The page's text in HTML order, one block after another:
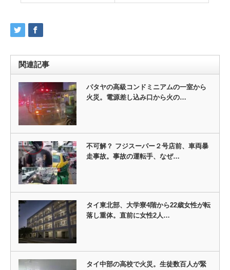
関連記事
パタヤの高級コンドミニアムの一室から
火災。電源差し込み口から火の…
不可解？ フジスーパー２号店前、車両暴
走事故。事故の運転手、なぜ…
タイ東北部、大学寮4階から22歳女性が転
落し重体。直前に女性2人…
タイ中部の高校で火災。生徒数百人が緊